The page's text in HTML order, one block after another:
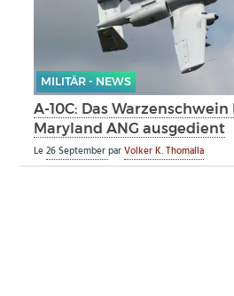
AERO-KULTUR
MILITÄR - NEWS
A-10C: Das
Maryland ANG ausgedient
Le26 SeptemberparVolker K. Thomalla